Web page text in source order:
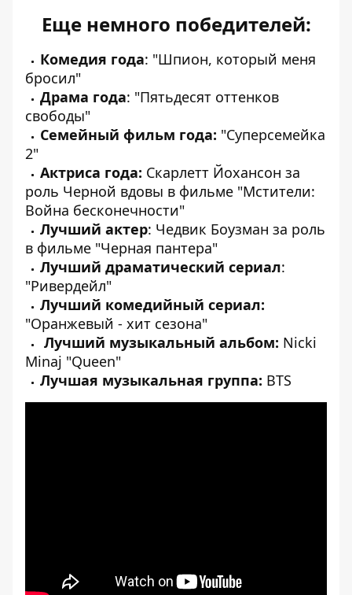
Еще немного победителей:
Комедия года: "Шпион, который меня
бросил"
Драма года: "Пятьдесят оттенков
свободы"
Семейный фильм года: "Суперсемейка
2"
Актриса года: Скарлетт Йохансон за
роль Черной вдовы в фильме "Мстители:
Война бесконечности"
Лучший актер: Чедвик Боузман за роль
в фильме "Черная пантера"
Лучший драматический сериал:
"Ривердейл"
Лучший комедийный сериал:
"Оранжевый - хит сезона"
Лучший музыкальный альбом: Nicki
Minaj "Queen"
Лучшая музыкальная группа: BTS